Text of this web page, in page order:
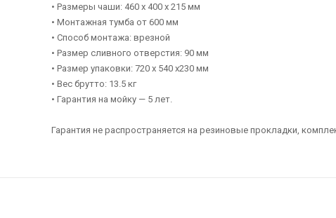
• Размеры чаши: 460 x 400 х 215 мм
• Монтажная тумба от 600 мм
• Способ монтажа: врезной
• Размер сливного отверстия: 90 мм
• Размер упаковки: 720 х 540 х230 мм
• Вес брутто: 13.5 кг
• Гарантия на мойку — 5 лет.
Гарантия не распространяется на резиновые прокладки,